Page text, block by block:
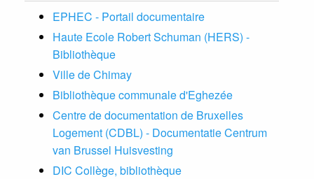
EPHEC - Portail documentaire
Haute Ecole Robert Schuman (HERS) -
Bibliothèque
Ville de Chimay
Bibliothèque communale d'Eghezée
Centre de documentation de Bruxelles
Logement (CDBL) - Documentatie Centrum
van Brussel Huisvesting
DIC Collège, bibliothèque